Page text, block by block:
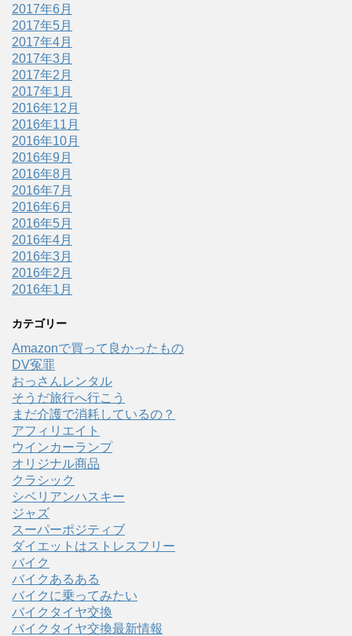
2017年6月
2017年5月
2017年4月
2017年3月
2017年2月
2017年1月
2016年12月
2016年11月
2016年10月
2016年9月
2016年8月
2016年7月
2016年6月
2016年5月
2016年4月
2016年3月
2016年2月
2016年1月
カテゴリー
Amazonで買って良かったもの
DV冤罪
おっさんレンタル
そうだ旅行へ行こう
まだ介護で消耗しているの？
アフィリエイト
ウインカーランプ
オリジナル商品
クラシック
シベリアンハスキー
ジャズ
スーパーポジティブ
ダイエットはストレスフリー
バイク
バイクあるある
バイクに乗ってみたい
バイクタイヤ交換
バイクタイヤ交換最新情報